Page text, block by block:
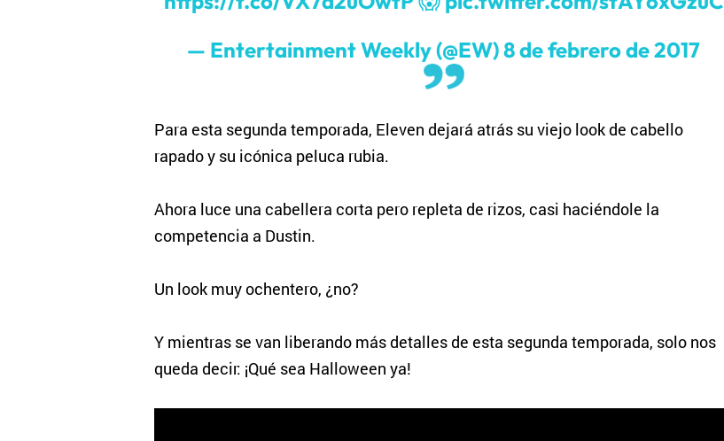
— Entertainment Weekly (@EW)8 de febrero de 2017
Para esta segunda temporada, Eleven dejará atrás su viejo look de cabello
rapado y su icónica peluca rubia.
Ahora luce una cabellera corta pero repleta de rizos, casi haciéndole la
competencia a Dustin.
Un look muy ochentero, ¿no?
Y mientras se van liberando más detalles de esta segunda temporada, solo nos
queda decir: ¡Qué sea Halloween ya!